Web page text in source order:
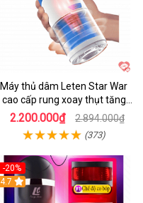
Máy thủ dâm Leten Star War
cao cấp rung xoay thụt tăng
khoái cảm
2.200.000₫ 2.894.000₫
(373)
-20%
4.7